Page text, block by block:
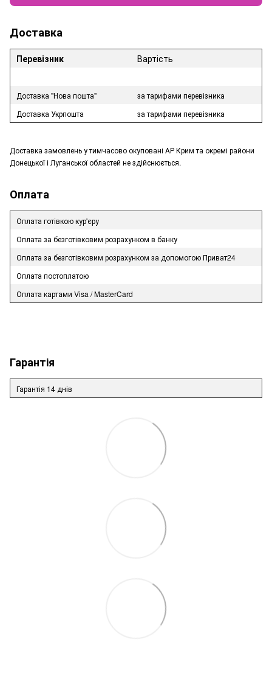
Доставка
Перевізник Вартість
Доставка "Нова пошта"
за тарифами перевізника
Доставка Укрпошта
за тарифами перевізника
Доставка замовлень у тимчасово окуповані АР Крим та окремі райони
Донецької і Луганської областей не здійснюється.
Оплата
Оплата готівкою кур'єру
Оплата за безготівковим розрахунком в банку
Оплата за безготівковим розрахунком за допомогою Приват24
Оплата постоплатою
Оплата картами Visa / MasterCard
Гарантія
Гарантія 14 днів